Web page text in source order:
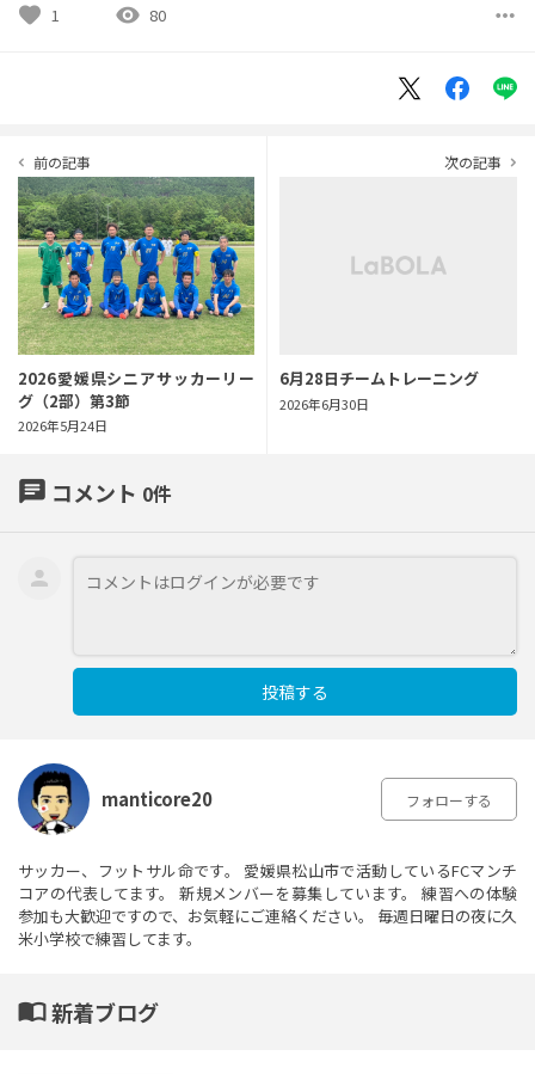
favorite 1 visibility 80 more_horiz
navigate_before 前の記事
2026愛媛県シニアサッカーリー
グ（2部）第3節
2026年5月24日
次の記事 navigate_next
6月28日チームトレーニング
2026年6月30日
chat コメント 0件
投稿する
manticore20 フォローする
サッカー、フットサル命です。 愛媛県松山市で活動しているFCマンチ
コアの代表してます。 新規メンバーを募集しています。 練習への体験
参加も大歓迎ですので、お気軽にご連絡ください。 毎週日曜日の夜に久
米小学校で練習してます。
import_contacts新着ブログ